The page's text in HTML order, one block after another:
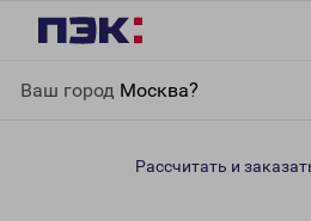
Ваш город Москва?
(Гурьевский р-н)
Рассчитать и